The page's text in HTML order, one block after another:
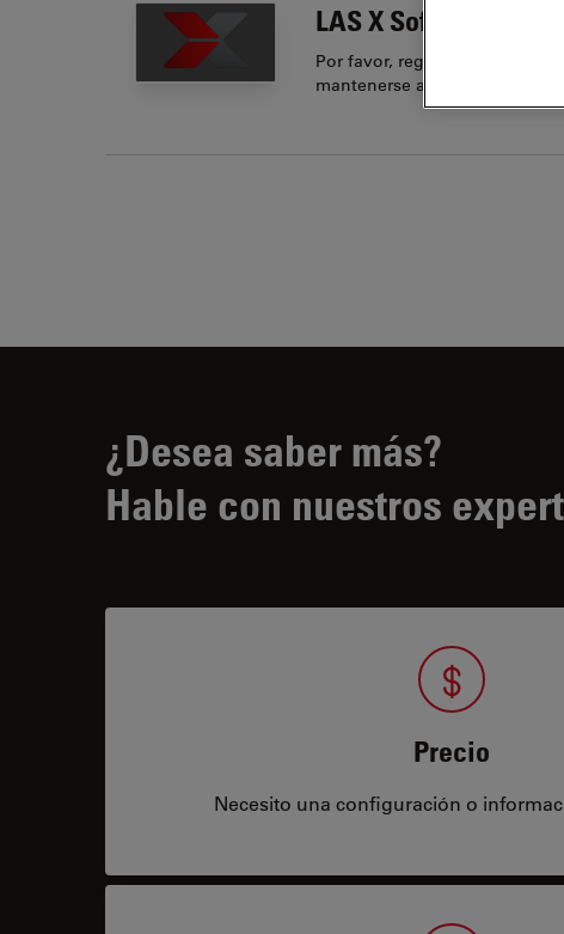
LAS X Software
Por favor, regístrese para
mantenerse al día sobre
¿Desea saber más?
Hable con nuestros
Precio
Necesito una configuración o